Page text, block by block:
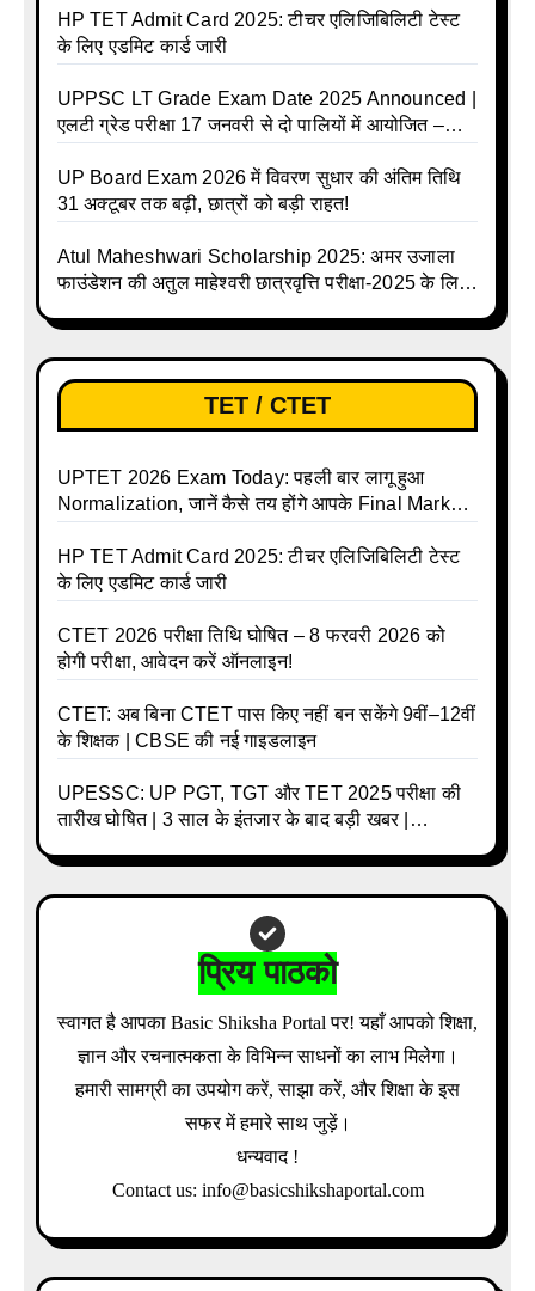
HP TET Admit Card 2025: टीचर एलिजिबिलिटी टेस्ट
के लिए एडमिट कार्ड जारी
UPPSC LT Grade Exam Date 2025 Announced |
एलटी ग्रेड परीक्षा 17 जनवरी से दो पालियों में आयोजित –
UP Board Exam 2026 में विवरण सुधार की अंतिम तिथि
31 अक्टूबर तक बढ़ी, छात्रों को बड़ी राहत!
Atul Maheshwari Scholarship 2025: अमर उजाला
फाउंडेशन की अतुल माहेश्वरी छात्रवृत्ति परीक्षा-2025 के लिए
TET / CTET
UPTET 2026 Exam Today: पहली बार लागू हुआ
Normalization, जानें कैसे तय होंगे आपके Final Marks
HP TET Admit Card 2025: टीचर एलिजिबिलिटी टेस्ट
के लिए एडमिट कार्ड जारी
CTET 2026 परीक्षा तिथि घोषित – 8 फरवरी 2026 को
होगी परीक्षा, आवेदन करें ऑनलाइन!
CTET: अब बिना CTET पास किए नहीं बन सकेंगे 9वीं–12वीं
के शिक्षक | CBSE की नई गाइडलाइन
UPESSC: UP PGT, TGT और TET 2025 परीक्षा की
तारीख घोषित | 3 साल के इंतजार के बाद बड़ी खबर |
प्रिय पाठको
स्वागत है आपका Basic Shiksha Portal पर! यहाँ आपको शिक्षा,
ज्ञान और रचनात्मकता के विभिन्न साधनों का लाभ मिलेगा।
हमारी सामग्री का उपयोग करें, साझा करें, और शिक्षा के इस
सफर में हमारे साथ जुड़ें।
धन्यवाद !
Contact us: info@basicshikshaportal.com